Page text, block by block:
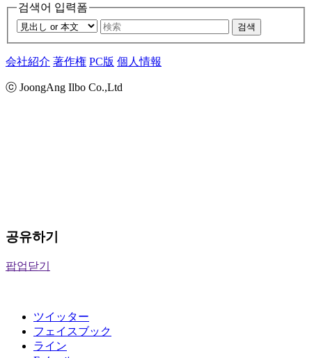
검색어 입력폼
검색
会社紹介 著作権 PC版 個人情報
ⓒ JoongAng Ilbo Co.,Ltd
공유하기
팝업닫기
ツイッター
フェイスブック
ライン